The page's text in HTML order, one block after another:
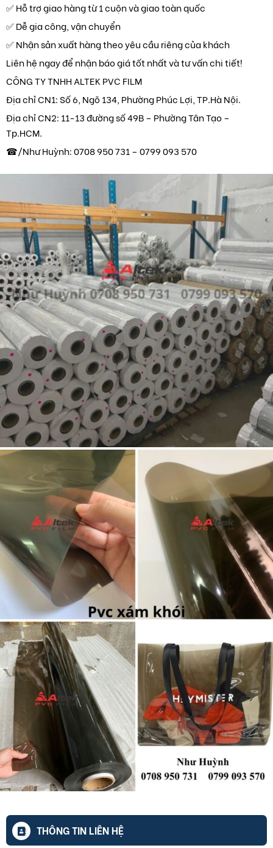
✅ Hỗ trợ giao hàng từ 1 cuộn và giao toàn quốc
✅ Dễ gia công, vận chuyển
✅ Nhận sản xuất hàng theo yêu cầu riêng của khách
Liên hệ ngay để nhận báo giá tốt nhất và tư vấn chi tiết!
CÔNG TY TNHH ALTEK PVC FILM
Địa chỉ CN1: Số 6, Ngõ 134, Phường Phúc Lợi, TP.Hà Nội.
Địa chỉ CN2: 11-13 đường số 49B – Phường Tân Tạo –
Tp.HCM.
☎/Như Huỳnh: 0708 950 731 – 0799 093 570
THÔNG TIN LIÊN HỆ